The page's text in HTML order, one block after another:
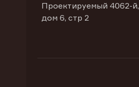
Проектируемый 4062-й,
дом 6, стр 2